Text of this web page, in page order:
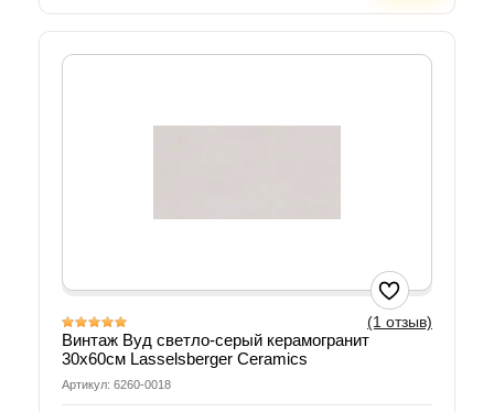
(1 отзыв)
Винтаж Вуд светло-серый керамогранит
30х60см Lasselsberger Ceramics
Артикул: 6260-0018